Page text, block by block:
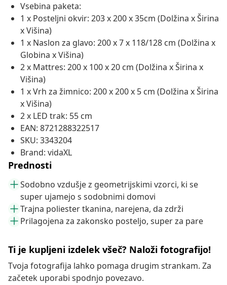
Vsebina paketa:
1 x Posteljni okvir: 203 x 200 x 35cm (Dolžina x Širina
x Višina)
1 x Naslon za glavo: 200 x 7 x 118/128 cm (Dolžina x
Globina x Višina)
2 x Mattres: 200 x 100 x 20 cm (Dolžina x Širina x
Višina)
1 x Vrh za žimnico: 200 x 200 x 5 cm (Dolžina x Širina
x Višina)
2 x LED trak: 55 cm
EAN: 8721288322517
SKU: 3343204
Brand: vidaXL
Prednosti
Sodobno vzdušje z geometrijskimi vzorci, ki se
super ujamejo s sodobnimi domovi
Trajna poliester tkanina, narejena, da zdrži
Prilagojena za zakonsko posteljo, super za pare
Ti je kupljeni izdelek všeč? Naloži fotografijo!
Tvoja fotografija lahko pomaga drugim strankam. Za
začetek uporabi spodnjo povezavo.